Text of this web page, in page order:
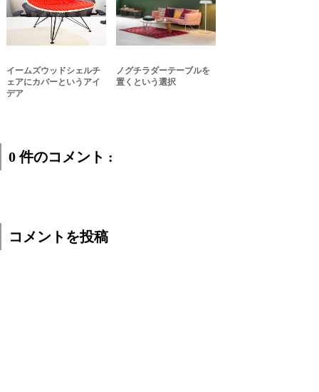
イームズウッドシェルチ
ェアにカバーというアイ
デア
ノグチラダーテーブルを
置くという選択
0 件のコメント :
コメントを投稿